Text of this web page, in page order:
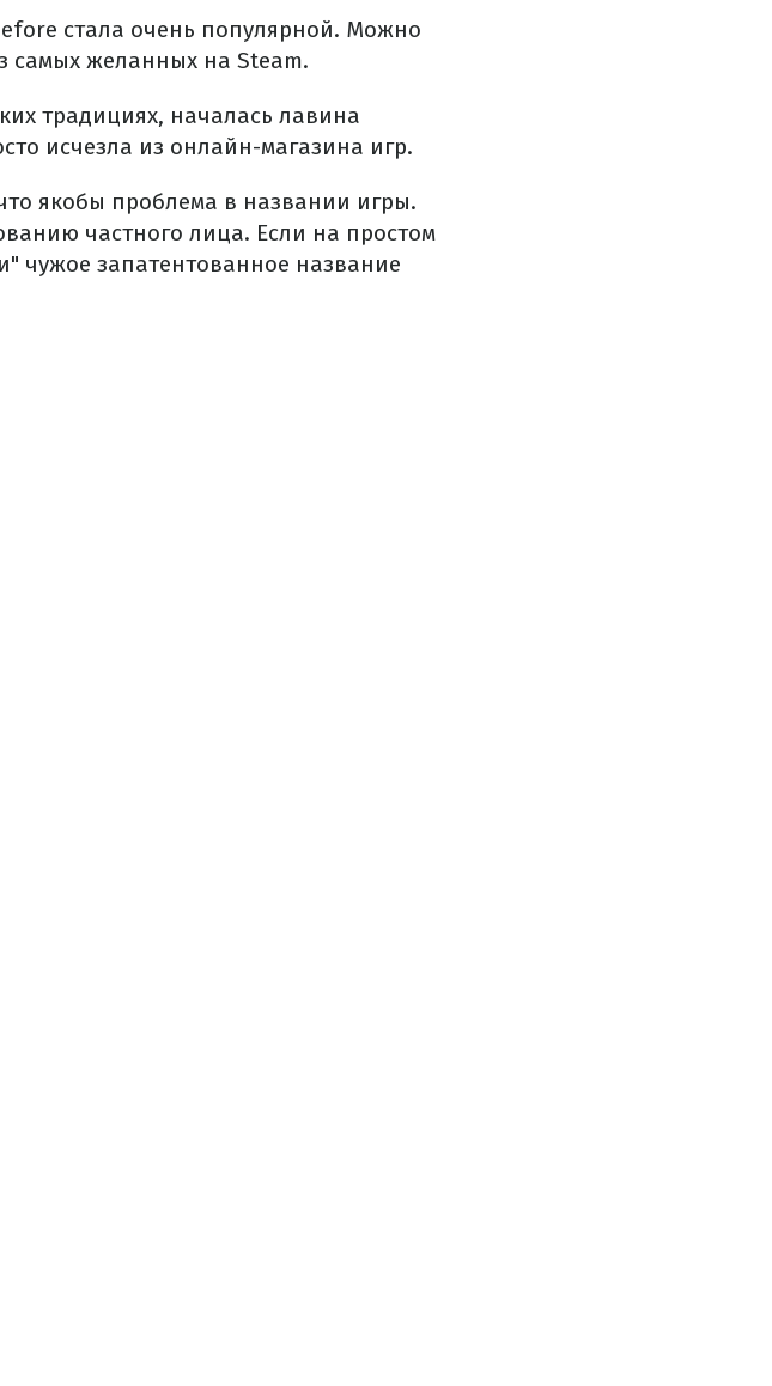
стала очень популярной. Можно
самых желанных на Steam.
традициях, началась лавина
исчезла из онлайн-магазина игр.
якобы проблема в названии игры.
частного лица. Если на простом
чужое запатентованное название